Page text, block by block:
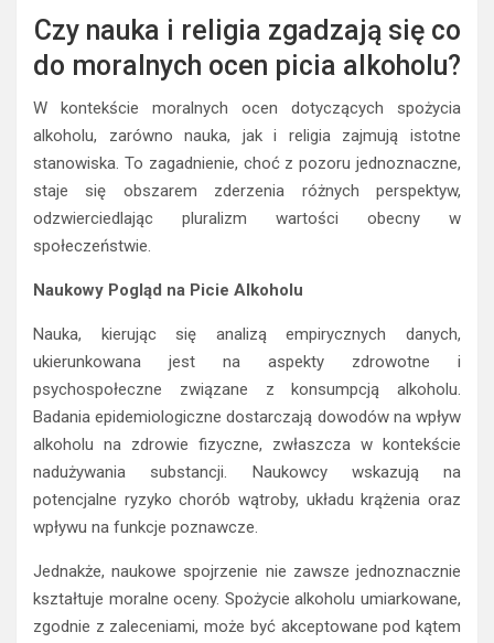
Czy nauka i religia zgadzają się co
do moralnych ocen picia alkoholu?
W kontekście moralnych ocen dotyczących spożycia
alkoholu, zarówno nauka, jak i religia zajmują istotne
stanowiska. To zagadnienie, choć z pozoru jednoznaczne,
staje się obszarem zderzenia różnych perspektyw,
odzwierciedlając pluralizm wartości obecny w
społeczeństwie.
Naukowy Pogląd na Picie Alkoholu
Nauka, kierując się analizą empirycznych danych,
ukierunkowana jest na aspekty zdrowotne i
psychospołeczne związane z konsumpcją alkoholu.
Badania epidemiologiczne dostarczają dowodów na wpływ
alkoholu na zdrowie fizyczne, zwłaszcza w kontekście
nadużywania substancji. Naukowcy wskazują na
potencjalne ryzyko chorób wątroby, układu krążenia oraz
wpływu na funkcje poznawcze.
Jednakże, naukowe spojrzenie nie zawsze jednoznacznie
kształtuje moralne oceny. Spożycie alkoholu umiarkowane,
zgodnie z zaleceniami, może być akceptowane pod kątem